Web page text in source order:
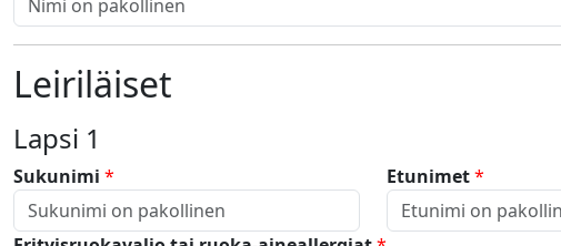
Leiriläiset
Lapsi 1
Sukunimi * Etunimet*